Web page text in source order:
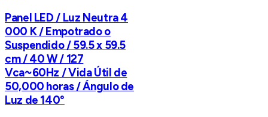
Panel LED / Luz Neutra 4
000 K / Empotrado o
Suspendido / 59.5 x 59.5
cm / 40 W / 127
Vca~60Hz / Vida Útil de
50,000 horas / Ángulo de
Luz de 140°